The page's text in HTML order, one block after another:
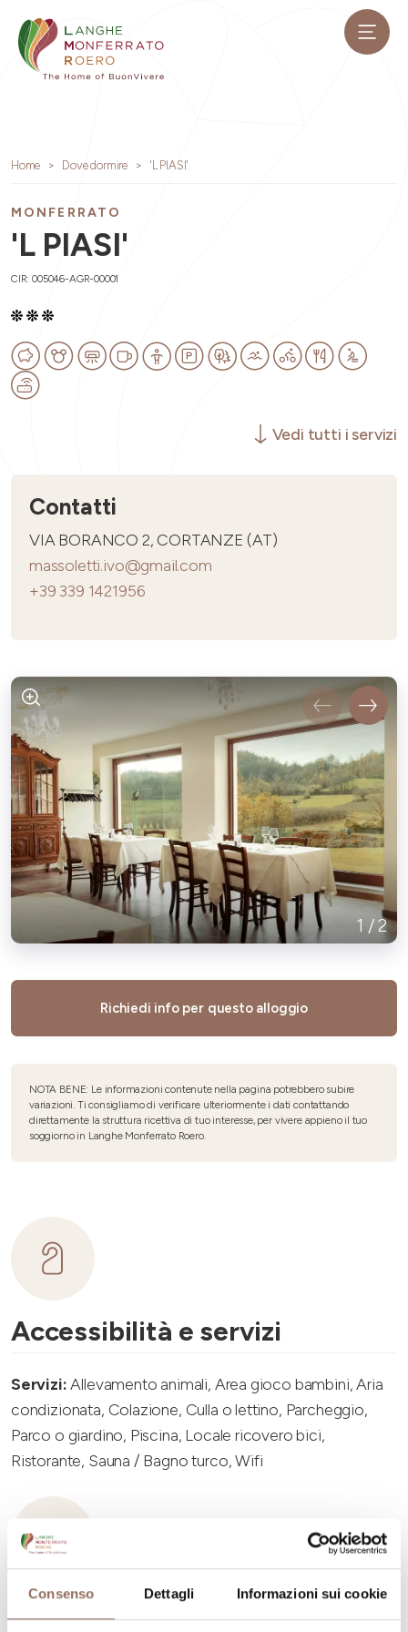
Consenso Dettagli Informazioni sui cookie
Home Dove dormire 'L PIASI'
MONFERRATO
'L PIASI'
CIR: 005046-AGR-00001
Vedi tutti i servizi
Contatti
VIA BORANCO 2, CORTANZE (AT)
massoletti.ivo@gmail.com
+39 339 1421956
1 /2
Richiedi info per questo alloggio
NOTA BENE: Le informazioni contenute nella pagina potrebbero subire
variazioni. Ti consigliamo di verificare ulteriormente i dati contattando
direttamente la struttura ricettiva di tuo interesse, per vivere appieno il tuo
soggiorno in Langhe Monferrato Roero.
Accessibilità e servizi
Servizi:Allevamento animali, Area gioco bambini, Aria
condizionata, Colazione, Culla o lettino, Parcheggio,
Parco o giardino, Piscina, Locale ricovero bici,
Ristorante, Sauna / Bagno turco, Wifi
Capacità ricettiva